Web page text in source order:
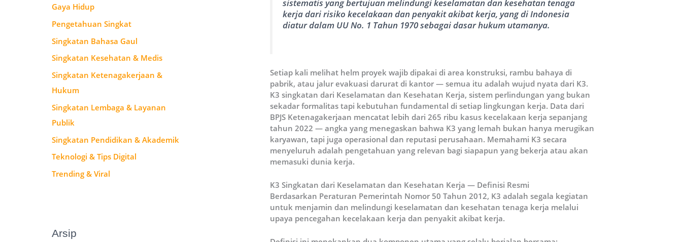
Gaya Hidup
Pengetahuan Singkat
Singkatan Bahasa Gaul
Singkatan Kesehatan & Medis
Singkatan Ketenagakerjaan &
Hukum
Singkatan Lembaga & Layanan
Publik
Singkatan Pendidikan & Akademik
Teknologi & Tips Digital
Trending & Viral
Arsip
sistematis yang bertujuan melindungi keselamatan dan kesehatan tenaga
kerja dari risiko kecelakaan dan penyakit akibat kerja, yang di Indonesia
diatur dalam UU No. 1 Tahun 1970 sebagai dasar hukum utamanya.
Setiap kali melihat helm proyek wajib dipakai di area konstruksi, rambu bahaya di
pabrik, atau jalur evakuasi darurat di kantor — semua itu adalah wujud nyata dari K3.
K3 singkatan dari Keselamatan dan Kesehatan Kerja, sistem perlindungan yang bukan
sekadar formalitas tapi kebutuhan fundamental di setiap lingkungan kerja. Data dari
BPJS Ketenagakerjaan mencatat lebih dari 265 ribu kasus kecelakaan kerja sepanjang
tahun 2022 — angka yang menegaskan bahwa K3 yang lemah bukan hanya merugikan
karyawan, tapi juga operasional dan reputasi perusahaan. Memahami K3 secara
menyeluruh adalah pengetahuan yang relevan bagi siapapun yang bekerja atau akan
memasuki dunia kerja.
K3 Singkatan dari Keselamatan dan Kesehatan Kerja — Definisi Resmi
Berdasarkan Peraturan Pemerintah Nomor 50 Tahun 2012, K3 adalah segala kegiatan
untuk menjamin dan melindungi keselamatan dan kesehatan tenaga kerja melalui
upaya pencegahan kecelakaan kerja dan penyakit akibat kerja.